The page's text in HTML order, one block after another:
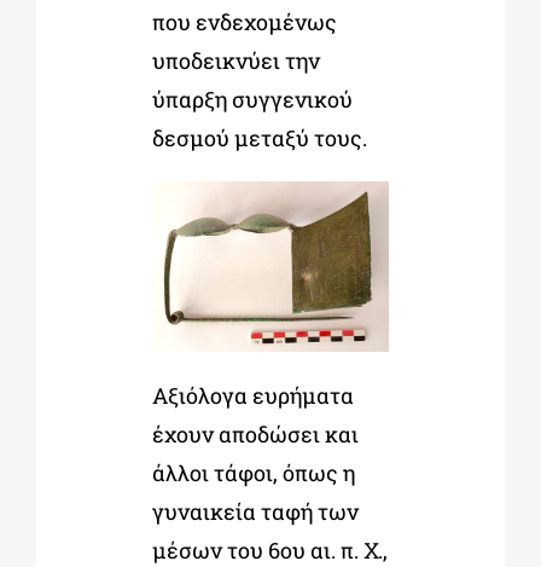
που ενδεχομένως
υποδεικνύει την
ύπαρξη συγγενικού
δεσμού μεταξύ τους.
Αξιόλογα ευρήματα
έχουν αποδώσει και
άλλοι τάφοι, όπως η
γυναικεία ταφή των
μέσων του 6ου αι. π. Χ.,